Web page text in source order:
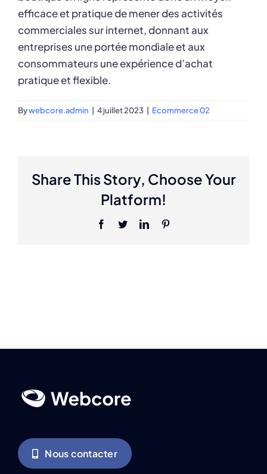
efficace et pratique de mener des activités
commerciales sur internet, donnant aux
entreprises une portée mondiale et aux
consommateurs une expérience d’achat
pratique et flexible.
Bywebcore.admin 4 juillet 2023 Ecommerce 02
Share This Story, Choose Your
Platform!
Facebook
TwitterLinkedIn
Nous contacter